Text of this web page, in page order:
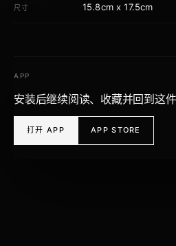
尺寸 15.8cm x 17.5cm
APP
安装后继续阅读、收藏并回到这
打开 APP APP STORE